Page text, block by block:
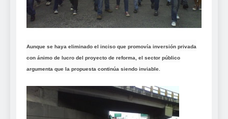
Aunque se haya eliminado el inciso que promovía inversión privada
con ánimo de lucro del proyecto de reforma, el sector público
argumenta que la propuesta continúa siendo inviable.